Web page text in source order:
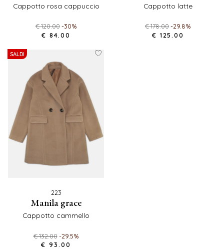
cappotto rosa cappuccio
€ 120.00 -30%
€ 84.00
cappotto latte
€ 178.00-29.8%
€ 125.00
SALDI
223
manila grace
cappotto cammello
€ 132.00 -29.5%
€ 93.00